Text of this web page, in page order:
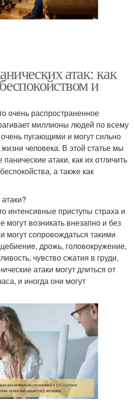
атак: как
и
очень распространенное
миллионы людей по всему
пугающими и могут сильно
человека. В этой статье мы
атаки, как их отличить
а также как
интенсивные приступы страха и
могут возникать внезапно и без
сопровождаться такими
дрожь, головокружение,
чувство сжатия в груди,
атаки могут длиться от
и иногда они могут